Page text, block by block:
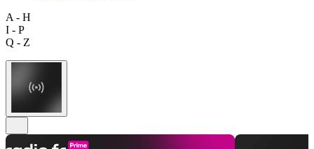
A - H
I - P
Q - Z